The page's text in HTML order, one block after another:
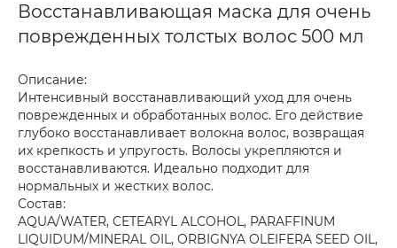
Восстанавливающая маска для очень
поврежденных толстых волос 500 мл
Описание:
Интенсивный восстанавливающий уход для очень
поврежденных и обработанных волос. Его действие
глубоко восстанавливает волокна волос, возвращая
их крепкость и упругость. Волосы укрепляются и
восстанавливаются. Идеально подходит для
нормальных и жестких волос.
Состав:
AQUA/WATER, CETEARYL ALCOHOL, PARAFFINUM
LIQUIDUM/MINERAL OIL, ORBIGNYA OLEIFERA SEED OIL,